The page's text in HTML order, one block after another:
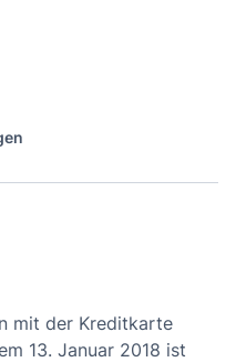
mit der Kreditkarte
13. Januar 2018 ist